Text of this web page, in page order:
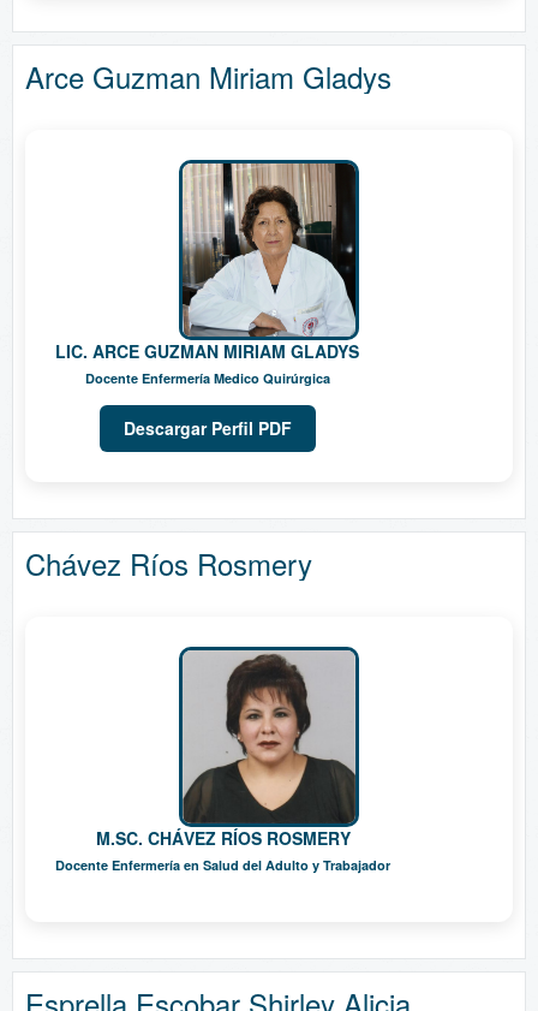
Arce Guzman Miriam Gladys
LIC. ARCE GUZMAN MIRIAM GLADYS
Docente Enfermería Medico Quirúrgica
Descargar Perfil PDF
Chávez Ríos Rosmery
M.SC. CHÁVEZ RÍOS ROSMERY
Docente Enfermería en Salud del Adulto y Trabajador